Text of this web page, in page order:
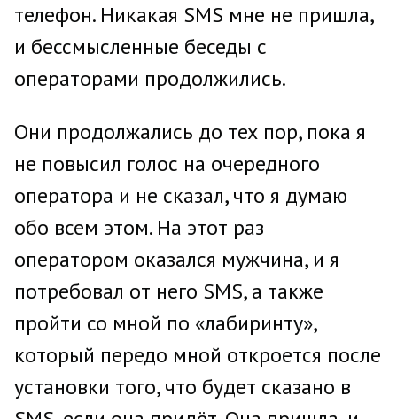
телефон. Никакая SMS мне не пришла,
и бессмысленные беседы с
операторами продолжились.
Они продолжались до тех пор, пока я
не повысил голос на очередного
оператора и не сказал, что я думаю
обо всем этом. На этот раз
оператором оказался мужчина, и я
потребовал от него SMS, а также
пройти со мной по «лабиринту»,
который передо мной откроется после
установки того, что будет сказано в